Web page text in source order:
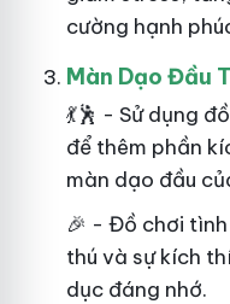
cường hạnh
Màn Dạo Đầu
💃🕺 - Sử dụng
để thêm phần
màn dạo đầu
🎉 - Đồ chơi
thú và sự kích
dục đáng nhớ.